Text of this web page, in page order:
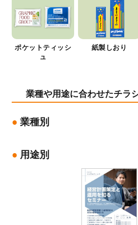
ポケットティッシ
ュ
紙製しおり
業種や用途に合わせたチラ
業種別
用途別